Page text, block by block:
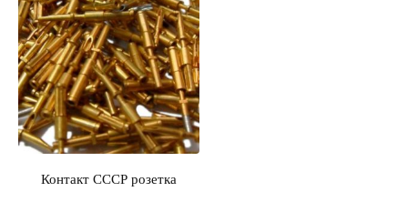
Контакт СССР розетка